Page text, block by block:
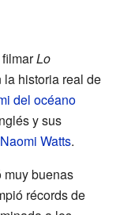
Lo
la historia real de
del océano
y sus
Naomi Watts.
muy buenas
récords de